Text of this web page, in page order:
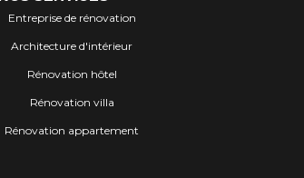
Entreprise de rénovation
Architecture d'intérieur
Rénovation hôtel
Rénovation villa
Rénovation appartement